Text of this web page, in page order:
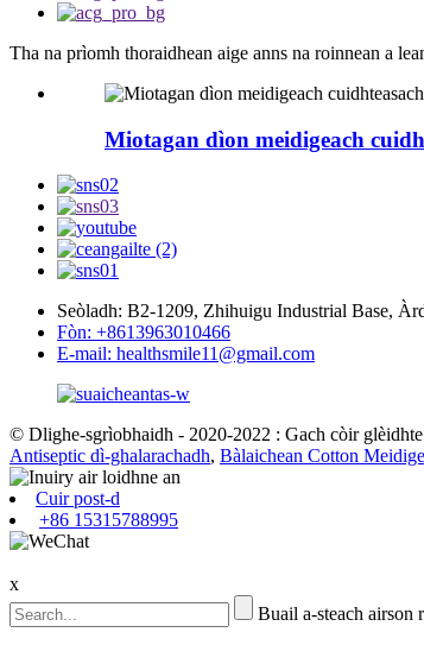
Tha na prìomh thoraidhean aige anns na roinnean a
Miotagan dìon meidigeach
Seòladh: B2-1209, Zhihuigu Industrial Base,
Fòn: +8613963010466
E-mail: healthsmile11@gmail.com
© Dlighe-sgrìobhaidh - 2020-2022 : Gach còir
Antiseptic dì-ghalarachadh, Bàlaichean Cotton
Cuir post-d
+86 15315788995
x
Buail a-steach airson